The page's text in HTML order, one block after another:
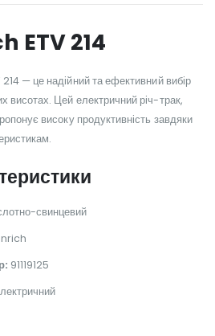
ETV 214
— це надійний та ефективний вибір
висотах. Цей електричний річ-трак,
високу продуктивність завдяки
свинцевий
91119125